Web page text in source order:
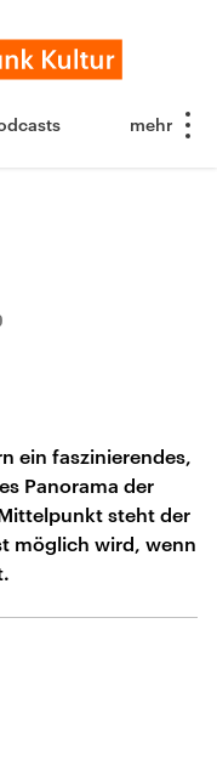
ein faszinierendes,
Panorama der
steht der
möglich wird, wenn